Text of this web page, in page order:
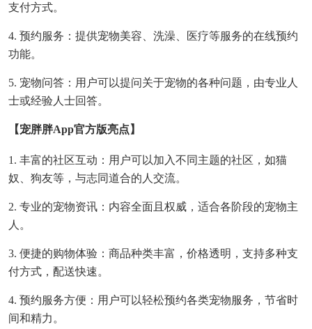
支付方式。
4. 预约服务：提供宠物美容、洗澡、医疗等服务的在线预约
功能。
5. 宠物问答：用户可以提问关于宠物的各种问题，由专业人
士或经验人士回答。
【宠胖胖app官方版亮点】
1. 丰富的社区互动：用户可以加入不同主题的社区，如猫
奴、狗友等，与志同道合的人交流。
2. 专业的宠物资讯：内容全面且权威，适合各阶段的宠物主
人。
3. 便捷的购物体验：商品种类丰富，价格透明，支持多种支
付方式，配送快速。
4. 预约服务方便：用户可以轻松预约各类宠物服务，节省时
间和精力。